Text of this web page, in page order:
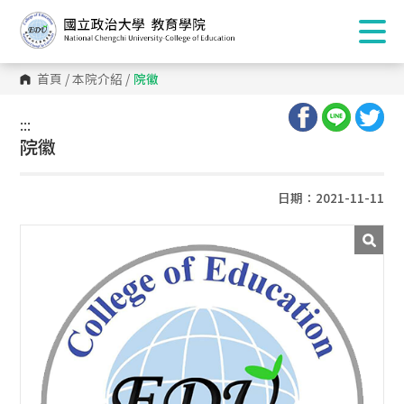
首頁 /本院介紹 / 院徽
:::
:::
院徽
日期：2021-11-11